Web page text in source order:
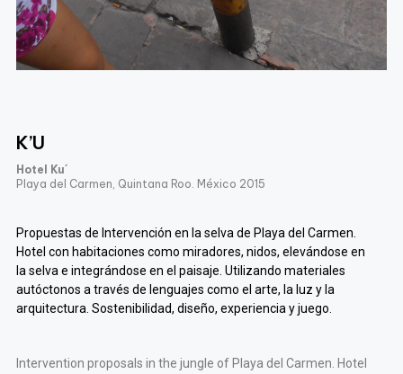
K’U
Hotel Ku´
Playa del Carmen, Quintana Roo. México 2015
Propuestas de Intervención en la selva de Playa del Carmen.
Hotel con habitaciones como miradores, nidos, elevándose en
la selva e integrándose en el paisaje. Utilizando materiales
autóctonos a través de lenguajes como el arte, la luz y la
arquitectura. Sostenibilidad, diseño, experiencia y juego.
Intervention proposals in the jungle of Playa del Carmen. Hotel